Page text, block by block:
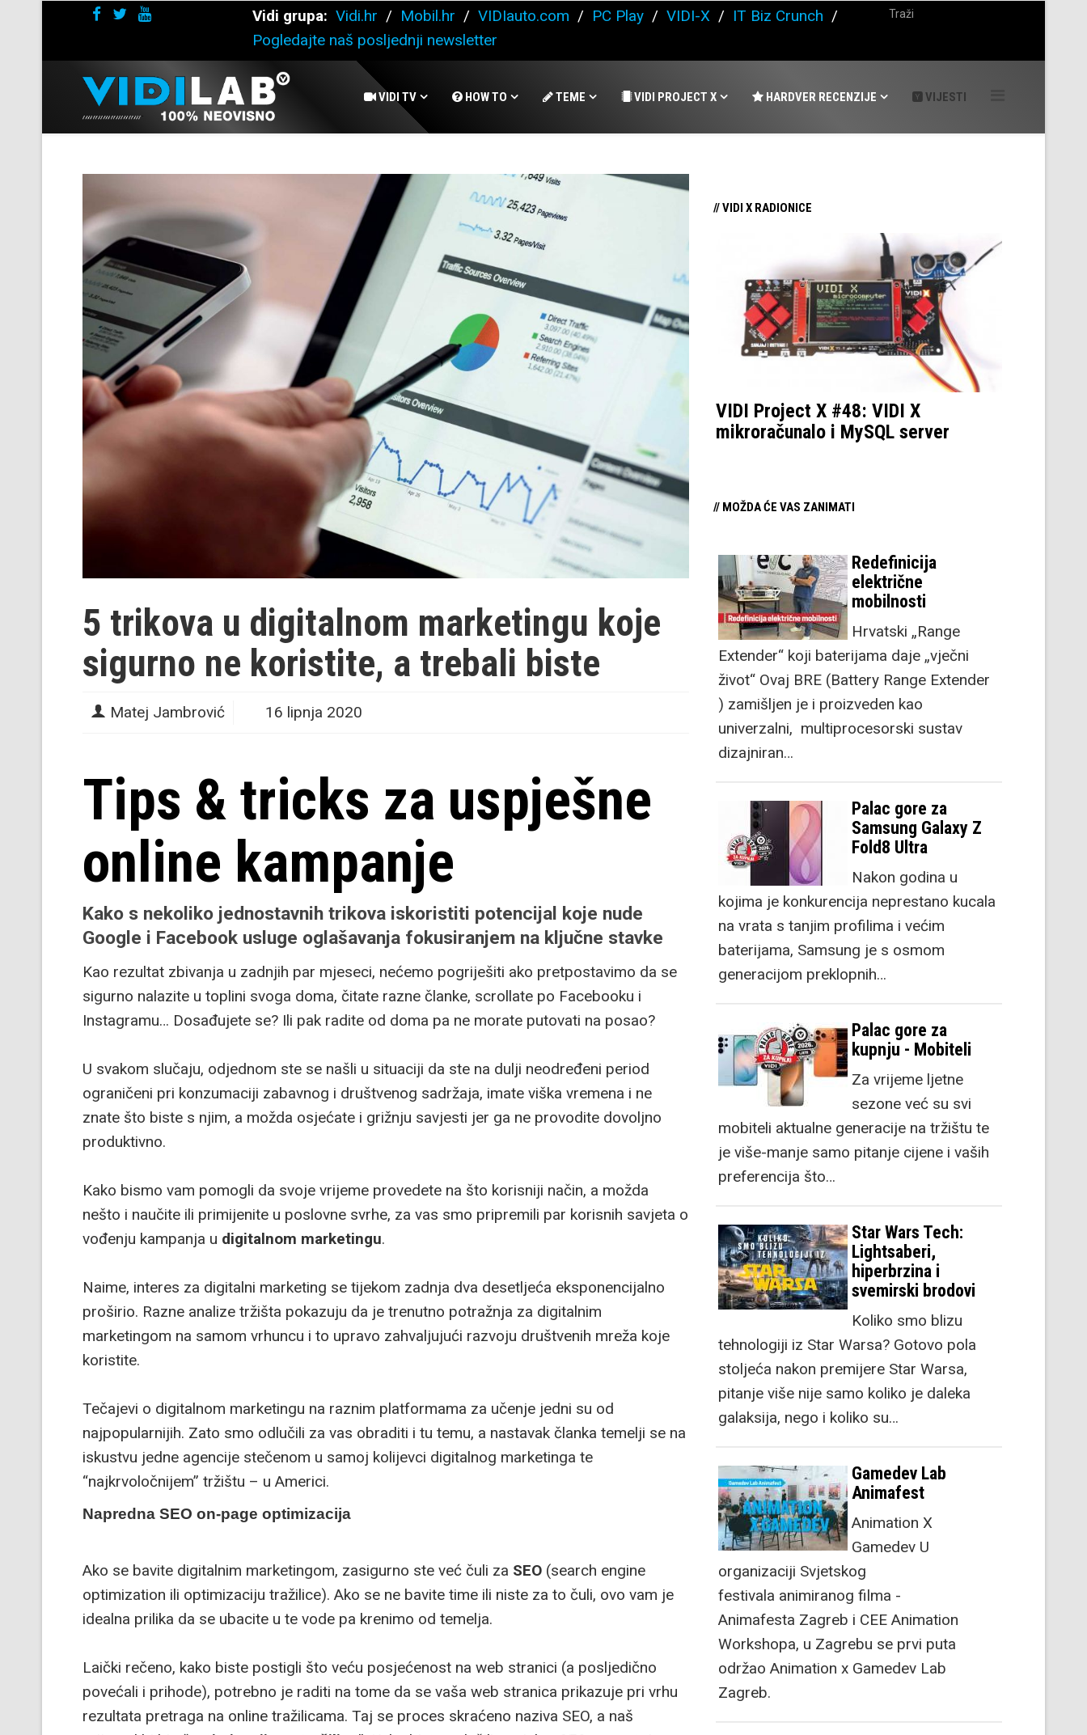
Vidi grupa: Vidi.hr / Mobil.hr / VIDIauto.com / PC Play / VIDI-X / IT Biz Crunch /
Pogledajte naš posljednji newsletter
VIDI TV HOW TO TEME VIDI PROJECT X HARDVER RECENZIJE VIJESTI
5 trikova u digitalnom marketingu koje
sigurno ne koristite, a trebali biste
Matej Jambrović 16 lipnja 2020
Tips & tricks za uspješne
online kampanje
Kako s nekoliko jednostavnih trikova iskoristiti potencijal koje nude
Google i Facebook usluge oglašavanja fokusiranjem na ključne stavke
Kao rezultat zbivanja u zadnjih par mjeseci, nećemo pogriješiti ako pretpostavimo da se
sigurno nalazite u toplini svoga doma, čitate razne članke, scrollate po Facebooku i
Instagramu… Dosađujete se? Ili pak radite od doma pa ne morate putovati na posao?
U svakom slučaju, odjednom ste se našli u situaciji da ste na dulji neodređeni period
ograničeni pri konzumaciji zabavnog i društvenog sadržaja, imate viška vremena i ne
znate što biste s njim, a možda osjećate i grižnju savjesti jer ga ne provodite dovoljno
produktivno.
Kako bismo vam pomogli da svoje vrijeme provedete na što korisniji način, a možda
nešto i naučite ili primijenite u poslovne svrhe, za vas smo pripremili par korisnih savjeta o
vođenju kampanja u digitalnom marketingu.
Naime, interes za digitalni marketing se tijekom zadnja dva desetljeća eksponencijalno
proširio. Razne analize tržišta pokazuju da je trenutno potražnja za digitalnim
marketingom na samom vrhuncu i to upravo zahvaljujući razvoju društvenih mreža koje
koristite.
Tečajevi o digitalnom marketingu na raznim platformama za učenje jedni su od
najpopularnijih. Zato smo odlučili za vas obraditi i tu temu, a nastavak članka temelji se na
iskustvu jedne agencije stečenom u samoj kolijevci digitalnog marketinga te
“najkrvoločnijem” tržištu – u Americi.
Napredna SEO on-page optimizacija
Ako se bavite digitalnim marketingom, zasigurno ste već čuli za SEO (search engine
optimization ili optimizaciju tražilice). Ako se ne bavite time ili niste za to čuli, ovo vam je
idealna prilika da se ubacite u te vode pa krenimo od temelja.
Laički rečeno, kako biste postigli što veću posjećenost na web stranici (a posljedično
povećali i prihode), potrebno je raditi na tome da se vaša web stranica prikazuje pri vrhu
rezultata pretraga na online tražilicama. Taj se proces skraćeno naziva SEO, a naš
// VIDI X RADIONICE
VIDI Project X #48: VIDI X
mikroračunalo i MySQL server
// MOŽDA ĆE VAS ZANIMATI
Redefinicija
električne
mobilnosti
Hrvatski „Range
Extender“ koji baterijama daje „vječni
život“ Ovaj BRE (Battery Range Extender
) zamišljen je i proizveden kao
univerzalni, multiprocesorski sustav
dizajniran…
Palac gore za
Samsung Galaxy Z
Fold8 Ultra
Nakon godina u
kojima je konkurencija neprestano kucala
na vrata s tanjim profilima i većim
baterijama, Samsung je s osmom
generacijom preklopnih…
Palac gore za
kupnju - Mobiteli
Za vrijeme ljetne
sezone već su svi
mobiteli aktualne generacije na tržištu te
je više-manje samo pitanje cijene i vaših
preferencija što…
Star Wars Tech:
Lightsaberi,
hiperbrzina i
svemirski brodovi
Koliko smo blizu
tehnologiji iz Star Warsa? Gotovo pola
stoljeća nakon premijere Star Warsa,
pitanje više nije samo koliko je daleka
galaksija, nego i koliko su…
Gamedev Lab
Animafest
Animation X
Gamedev U
organizaciji Svjetskog
festivala animiranog filma -
Animafesta Zagreb i CEE Animation
Workshopa, u Zagrebu se prvi puta
održao Animation x Gamedev Lab
Zagreb.